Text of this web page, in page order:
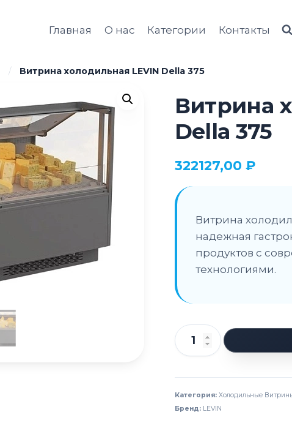
Главная О нас Категории Контакты
/ Витрина холодильная LEVIN Della 375
Витрина
Della 375
322127,00 ₽
Витрина
надежная
продуктов с
технологиями.
Количество
Витрина
холодильная
LEVIN
Категория: Холодильные
Бренд: LEVIN